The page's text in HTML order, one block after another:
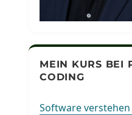
MEIN KURS BEI
CODING
Software